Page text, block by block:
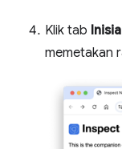
Klik tab
memetakan